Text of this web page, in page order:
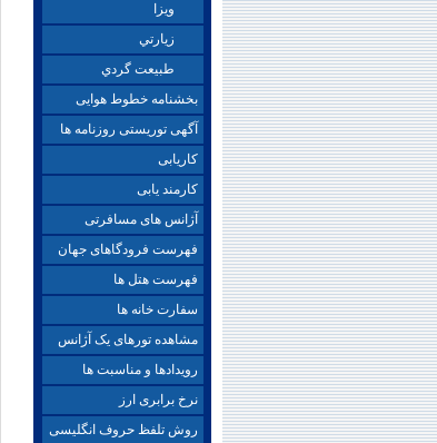
ويزا
زيارتي
طبيعت گردي
بخشنامه خطوط هوایی
آگهی توریستی روزنامه ها
کاریابی
کارمند یابی
آژانس های مسافرتی
فهرست فرودگاهای جهان
فهرست هتل ها
سفارت خانه ها
مشاهده تورهای یک آژانس
رویدادها و مناسبت ها
نرخ برابری ارز
روش تلفظ حروف انگلیسی